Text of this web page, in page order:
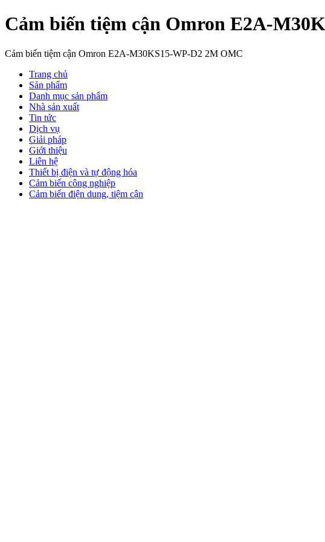
Cảm biến tiệm cận Omron E2A-
Cảm biến tiệm cận Omron E2A-M30KS15-WP-D2 2M OMC
Trang chủ
Sản phẩm
Danh mục sản phẩm
Nhà sản xuất
Tin tức
Dịch vụ
Giải pháp
Giới thiệu
Liên hệ
Thiết bị điện và tự động hóa
Cảm biến công nghiệp
Cảm biến điện dung, tiệm cận